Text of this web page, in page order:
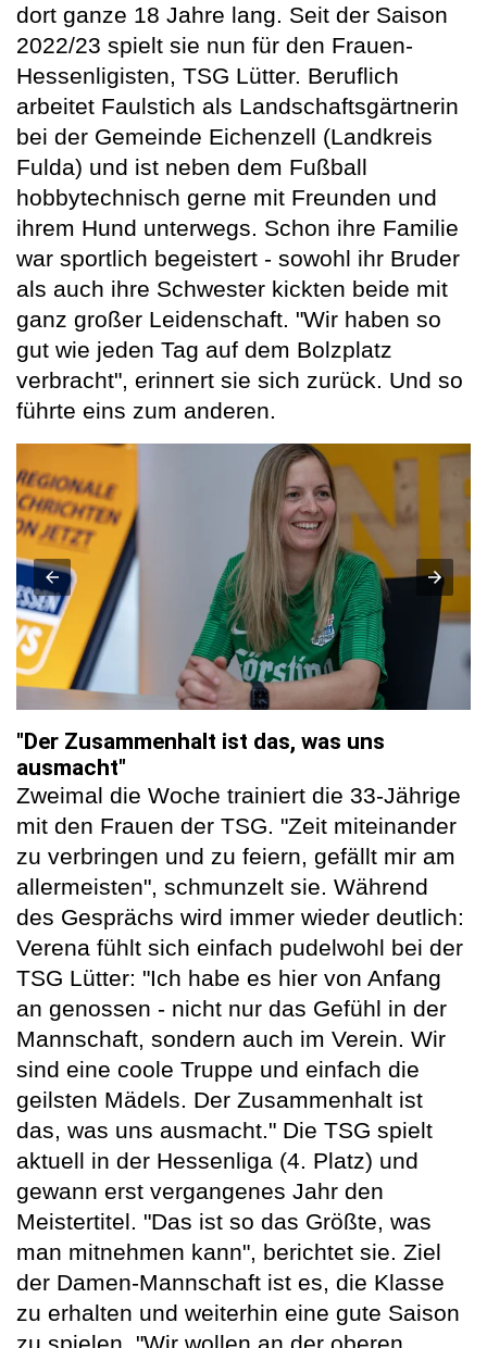
dort ganze 18 Jahre lang. Seit der Saison
2022/23 spielt sie nun für den Frauen-
Hessenligisten, TSG Lütter. Beruflich
arbeitet Faulstich als Landschaftsgärtnerin
bei der Gemeinde Eichenzell (Landkreis
Fulda) und ist neben dem Fußball
hobbytechnisch gerne mit Freunden und
ihrem Hund unterwegs. Schon ihre Familie
war sportlich begeistert - sowohl ihr Bruder
als auch ihre Schwester kickten beide mit
ganz großer Leidenschaft. "Wir haben so
gut wie jeden Tag auf dem Bolzplatz
verbracht", erinnert sie sich zurück. Und so
führte eins zum anderen.
"Der Zusammenhalt ist das, was uns
ausmacht"
Zweimal die Woche trainiert die 33-Jährige
mit den Frauen der TSG. "Zeit miteinander
zu verbringen und zu feiern, gefällt mir am
allermeisten", schmunzelt sie. Während
des Gesprächs wird immer wieder deutlich:
Verena fühlt sich einfach pudelwohl bei der
TSG Lütter: "Ich habe es hier von Anfang
an genossen - nicht nur das Gefühl in der
Mannschaft, sondern auch im Verein. Wir
sind eine coole Truppe und einfach die
geilsten Mädels. Der Zusammenhalt ist
das, was uns ausmacht." Die TSG spielt
aktuell in der Hessenliga (4. Platz) und
gewann erst vergangenes Jahr den
Meistertitel. "Das ist so das Größte, was
man mitnehmen kann", berichtet sie. Ziel
der Damen-Mannschaft ist es, die Klasse
zu erhalten und weiterhin eine gute Saison